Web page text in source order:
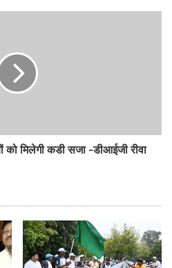
को मिलेगी कडी सजा -डीआईजी रीवा